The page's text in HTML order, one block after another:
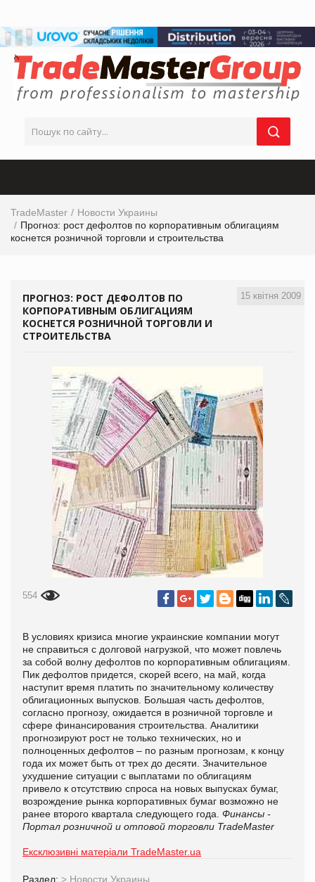
TradeMaster
Новости Украины
Прогноз: рост дефолтов по корпоративным облигациям
коснется розничной торговли и строительства
15 квітня 2009
ПРОГНОЗ: РОСТ ДЕФОЛТОВ ПО
КОРПОРАТИВНЫМ ОБЛИГАЦИЯМ
КОСНЕТСЯ РОЗНИЧНОЙ ТОРГОВЛИ И
СТРОИТЕЛЬСТВА
554
В условиях кризиса многие украинские компании могут
не справиться с долговой нагрузкой, что может повлечь
за собой волну дефолтов по корпоративным облигациям.
Пик дефолтов придется, скорей всего, на май, когда
наступит время платить по значительному количеству
облигационных выпусков. Большая часть дефолтов,
согласно прогнозу, ожидается в розничной торговле и
сфере финансирования строительства. Аналитики
прогнозируют рост не только технических, но и
полноценных дефолтов – по разным прогнозам, к концу
года их может быть от трех до десяти. Значительное
ухудшение ситуации с выплатами по облигациям
привело к отсутствию спроса на новых выпусках бумаг,
возрождение рынка корпоративных бумаг возможно не
ранее второго квартала следующего года. Финансы -
Портал розничной и отповой торговли TradeMaster
Ексклюзивні матеріали TradeMaster.ua
Раздел: > Новости Украины